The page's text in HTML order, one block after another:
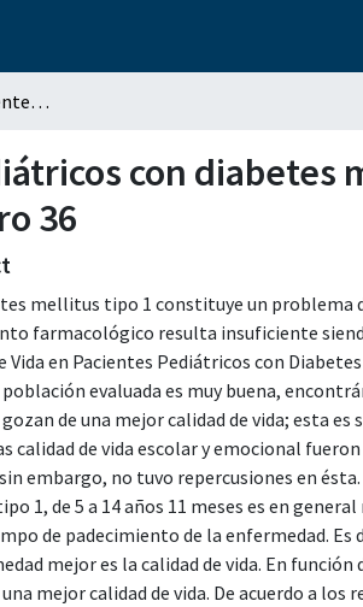
Calidad de vida en pacientes pediátricos con diabetes mellitus tipo 1 en el Hospital General Regional Numero 36
con diabetes
36
mellitus tipo 1 constituye un problema
farmacológico resulta insuficiente
Vida en Pacientes Pediátricos con
población evaluada es muy buena,
de una mejor calidad de vida; esta
calidad de vida escolar y emocional
embargo, no tuvo repercusiones en
1, de 5 a 14 años 11 meses es en
de padecimiento de la enfermedad.
mejor es la calidad de vida. En
mejor calidad de vida. De acuerdo a